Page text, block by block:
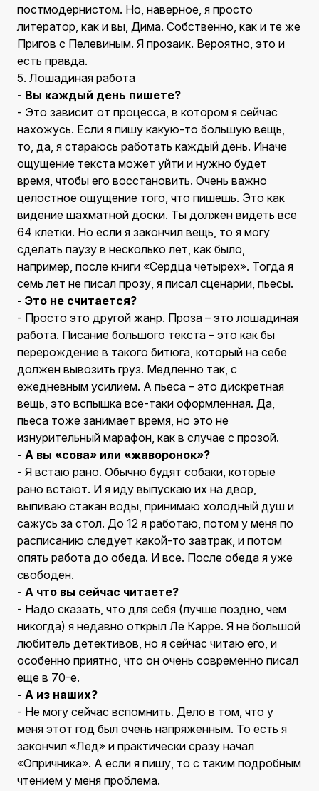
постмодернистом. Но, наверное, я просто
литератор, как и вы, Дима. Собственно, как и те же
Пригов с Пелевиным. Я прозаик. Вероятно, это и
есть правда.
5. Лошадиная работа
- Вы каждый день пишете?
- Это зависит от процесса, в котором я сейчас
нахожусь. Если я пишу какую-то большую вещь,
то, да, я стараюсь работать каждый день. Иначе
ощущение текста может уйти и нужно будет
время, чтобы его восстановить. Очень важно
целостное ощущение того, что пишешь. Это как
видение шахматной доски. Ты должен видеть все
64 клетки. Но если я закончил вещь, то я могу
сделать паузу в несколько лет, как было,
например, после книги «Сердца четырех». Тогда я
семь лет не писал прозу, я писал сценарии, пьесы.
- Это не считается?
- Просто это другой жанр. Проза – это лошадиная
работа. Писание большого текста – это как бы
перерождение в такого битюга, который на себе
должен вывозить груз. Медленно так, с
ежедневным усилием. А пьеса – это дискретная
вещь, это вспышка все-таки оформленная. Да,
пьеса тоже занимает время, но это не
изнурительный марафон, как в случае с прозой.
- А вы «сова» или «жаворонок»?
- Я встаю рано. Обычно будят собаки, которые
рано встают. И я иду выпускаю их на двор,
выпиваю стакан воды, принимаю холодный душ и
сажусь за стол. До 12 я работаю, потом у меня по
расписанию следует какой-то завтрак, и потом
опять работа до обеда. И все. После обеда я уже
свободен.
- А что вы сейчас читаете?
- Надо сказать, что для себя (лучше поздно, чем
никогда) я недавно открыл Ле Карре. Я не большой
любитель детективов, но я сейчас читаю его, и
особенно приятно, что он очень современно писал
еще в 70-е.
- А из наших?
- Не могу сейчас вспомнить. Дело в том, что у
меня этот год был очень напряженным. То есть я
закончил «Лед» и практически сразу начал
«Опричника». А если я пишу, то с таким подробным
чтением у меня проблема.